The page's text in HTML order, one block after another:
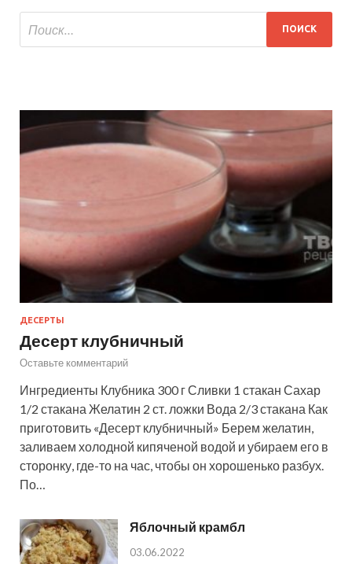
ДЕСЕРТЫ
Десерт клубничный
Оставьте комментарий
Ингредиенты Клубника 300 г Сливки 1 стакан Сахар
1/2 стакана Желатин 2 ст. ложки Вода 2/3 стакана Как
приготовить «Десерт клубничный» Берем желатин,
заливаем холодной кипяченой водой и убираем его в
сторонку, где-то на час, чтобы он хорошенько разбух.
По…
Яблочный крамбл
03.06.2022